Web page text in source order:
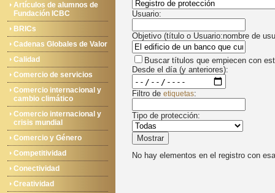
Artículos de alumnos de
Fundación ICBC
BRICs
Cadenas Globales de Valor
Calidad
Comercio de servicios
Comercio internacional y
cambio climático
Comercio internacional y
crisis mundial
Comercio y Género
Competitividad
Conectividad
Creatividad
Usuario:
Objetivo (título o Usuario:nombre de
Buscar títulos que empiecen con
Desde el día (y anteriores):
Filtro de etiquetas:
Tipo de protección:
Mostrar
No hay elementos en el registro con